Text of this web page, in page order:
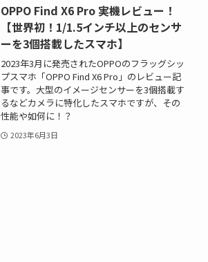
OPPO Find X6 Pro 実機レビュー！
【世界初！1/1.5インチ以上のセンサ
ーを3個搭載したスマホ】
2023年3月に発売されたOPPOのフラッグシッ
プスマホ「OPPO Find X6 Pro」のレビュー記
事です。大型のイメージセンサーを3個搭載す
るなどカメラに特化したスマホですが、その
性能や如何に！？
2023年6月3日